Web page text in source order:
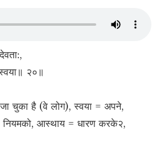
२०॥
जा चुका है (वे लोग), स्वया = अपने,
नियमको, आस्थाय = धारण करके२,